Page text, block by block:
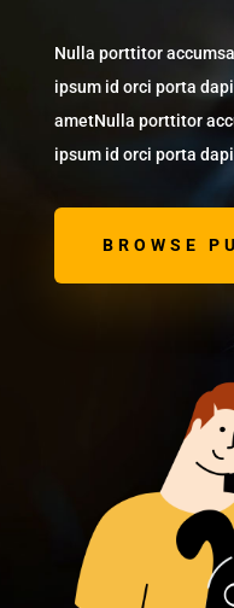
Nulla porttitor
ipsum id orci porta
ametNulla porttitor
ipsum id orci porta
BROWSE